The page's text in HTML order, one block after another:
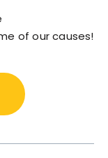
of our causes!